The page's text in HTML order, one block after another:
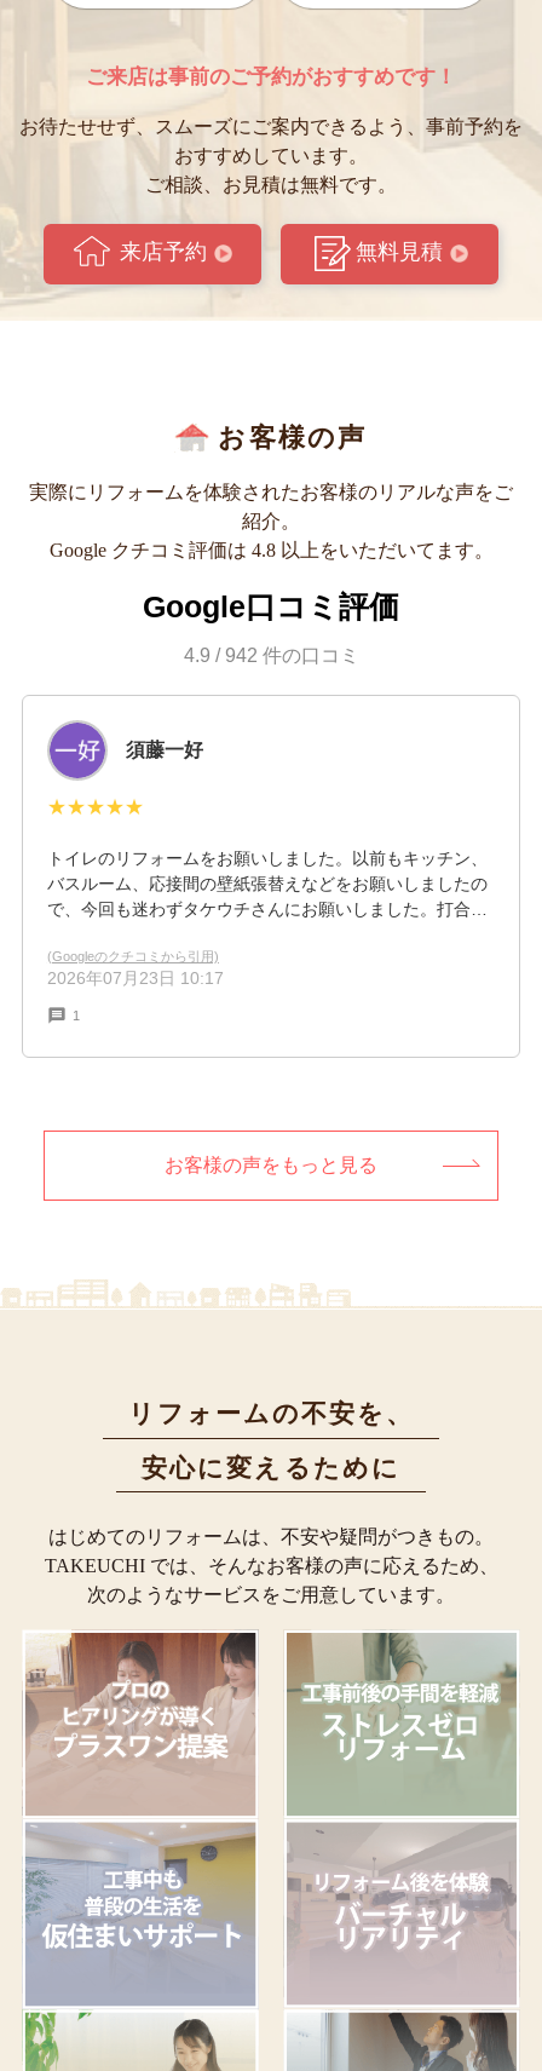
ご来店は事前のご予約がおすすめです！
お待たせせず、スムーズにご案内できるよう、事前予約を
おすすめしています。
ご相談、お見積は無料です。
来店予約 無料見積
お客様の声
実際にリフォームを体験されたお客様のリアルな声をご
紹介。
Google クチコミ評価は 4.8 以上をいただいてます。
Google口コミ評価
4.9 / 942 件の口コミ
須藤一好
★★★★★
トイレのリフォームをお願いしました。以前もキッチン、
バスルーム、応接間の壁紙張替えなどをお願いしましたの
で、今回も迷わずタケウチさんにお願いしました。打合せ
えも満足のいくものでした。
(Googleのクチコミから引用)
2026年07月23日 10:17
1
お客様の声をもっと見る
リフォームの不安を、
安心に変えるために
はじめてのリフォームは、不安や疑問がつきもの。
TAKEUCHI では、そんなお客様の声に応えるため、
次のようなサービスをご用意しています。